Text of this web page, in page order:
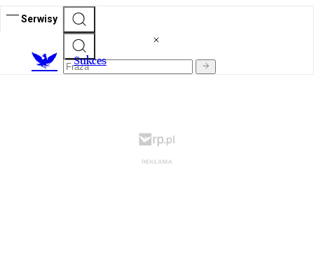
Serwisy
Sukces